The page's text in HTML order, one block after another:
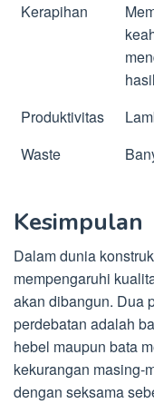
Kerapihan
Produktivitas
Waste
Kesimpulan
Dalam dunia
mempengaruhi
akan dibangun. Dua
perdebatan adalah
hebel maupun bata
kekurangan masing-
dengan seksama